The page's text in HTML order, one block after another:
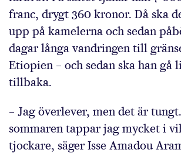
franc, drygt 360 kronor. Då ska
upp på kamelerna och sedan
dagar långa vandringen till
Etiopien – och sedan ska han gå
tillbaka.
– Jag överlever, men det är
sommaren tappar jag mycket i
tjockare, säger Isse Amadou